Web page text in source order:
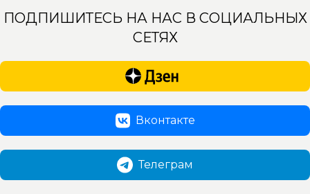
ПОДПИШИТЕСЬ НА НАС В СОЦИАЛЬНЫХ
СЕТЯХ
Вконтакте
Телеграм